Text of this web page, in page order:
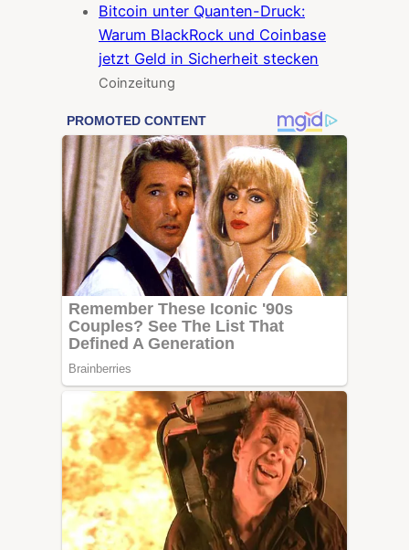
Bitcoin unter Quanten-Druck:
Warum BlackRock und Coinbase
jetzt Geld in Sicherheit stecken
Coinzeitung